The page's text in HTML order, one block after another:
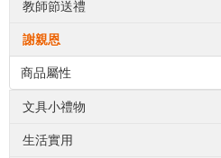
教師節送禮
謝親恩
商品屬性
文具小禮物
生活實用